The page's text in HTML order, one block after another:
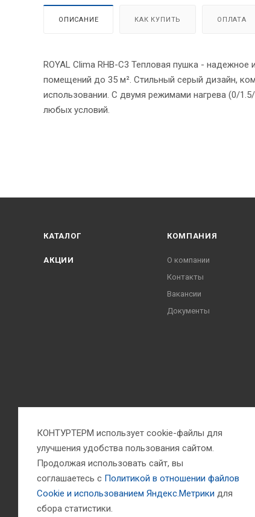
ОПИСАНИЕ КАК КУПИТЬ ОПЛАТА
ROYAL Clima RHB-C3 Тепловая пушка -
помещений до 35 м². Стильный серый дизайн,
использовании. С двумя режимами нагрева (0/
любых условий.
КАТАЛОГ
АКЦИИ
КОМПАНИЯ
О компании
Контакты
Вакансии
Документы
КОНТУРТЕРМ использует cookie-файлы для
улучшения удобства пользования сайтом.
Продолжая использовать сайт, вы
соглашаетесь с Политикой в отношении файлов
Сookie и использованием Яндекс.Метрики для
сбора статистики.